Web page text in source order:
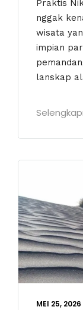
Praktis
nggak
wisata
impian
lanskap
MEI 25, 2026